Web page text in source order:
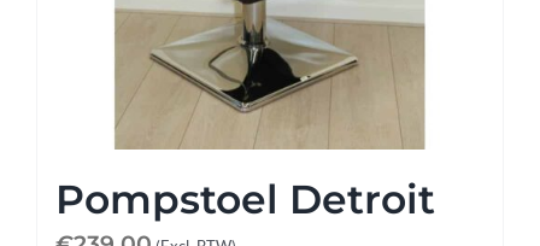
Pompstoel Detroit